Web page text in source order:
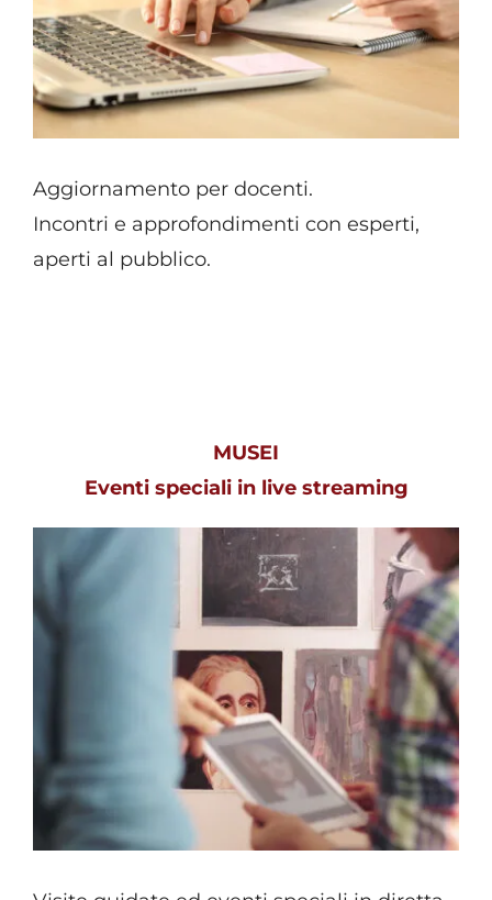
Aggiornamento per docenti.
Incontri e approfondimenti con esperti,
aperti al pubblico.
MUSEI
Eventi speciali in live streaming